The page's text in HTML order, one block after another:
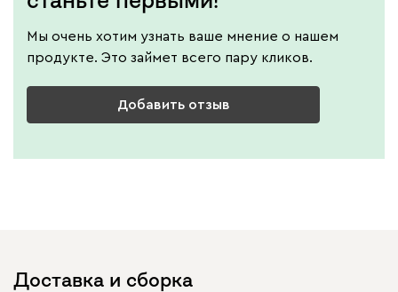
Мы очень хотим узнать ваше мнение о нашем
продукте. Это займет всего пару кликов.
Добавить отзыв
Доставка и сборка